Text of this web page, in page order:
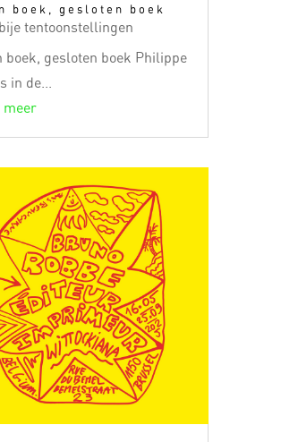
boek, gesloten boek
tentoonstellingen
boek, gesloten boek Philippe
in de...
meer